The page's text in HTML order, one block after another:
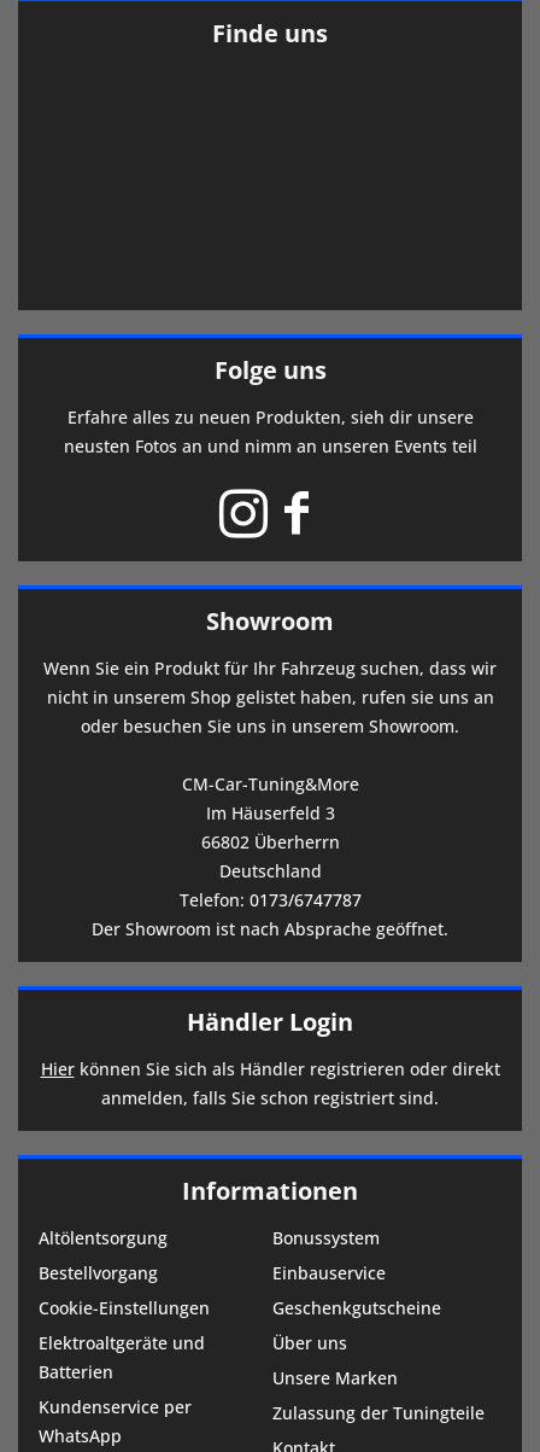
Finde uns
Folge uns
Erfahre alles zu neuen Produkten, sieh dir unsere
neusten Fotos an und nimm an unseren Events teil
Showroom
Wenn Sie ein Produkt für Ihr Fahrzeug suchen, dass wir
nicht in unserem Shop gelistet haben, rufen sie uns an
oder besuchen Sie uns in unserem Showroom.
CM-Car-Tuning&More
Im Häuserfeld 3
66802 Überherrn
Deutschland
Telefon: 0173/6747787
Der Showroom ist nach Absprache geöffnet.
Händler Login
Hierkönnen Sie sich als Händler registrieren oder direkt
anmelden, falls Sie schon registriert sind.
Informationen
Altölentsorgung
Bestellvorgang
Cookie-Einstellungen
Elektroaltgeräte und
Batterien
Kundenservice per
WhatsApp
Bonussystem
Einbauservice
Geschenkgutscheine
Über uns
Unsere Marken
Zulassung der Tuningteile